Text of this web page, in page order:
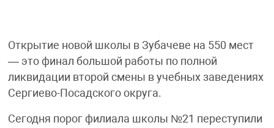
Открытие новой школы в Зубачеве на 550 мест
— это финал большой работы по полной
ликвидации второй смены в учебных заведениях
Сергиево-Посадского округа.
Сегодня порог филиала школы №21 переступили